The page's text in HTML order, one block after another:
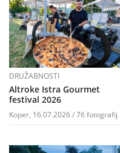
DRUŽABNOSTI
Altroke Istra Gourmet
festival 2026
Koper, 16.07.2026 / 76 fotografij